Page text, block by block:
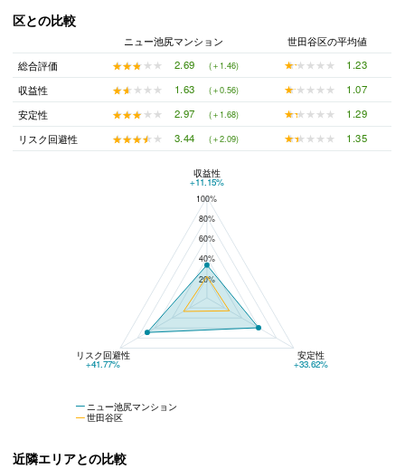
区との比較
ニュー池尻マンション
世田谷区の平均値
総合評価
★★★★★
★★★★★ 2.69 (＋1.46) ★★★★★
★★★★★
1.23
収益性
★★★★★
★★★★★ 1.63 (＋0.56) ★★★★★
★★★★★
1.07
安定性
★★★★★
★★★★★ 2.97 (＋1.68) ★★★★★
★★★★★
1.29
リスク回避性
★★★★★
★★★★★ 3.44 (＋2.09) ★★★★★
★★★★★ 1.35
100%
80%
60%
40%
20%
収益性
+11.15%
ニュー池尻マンション
世田谷区
リスク回避性
+41.77%
安定性
+33.62%
近隣エリアとの比較